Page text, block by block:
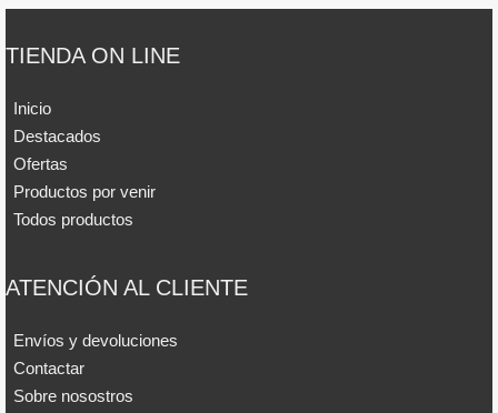
TIENDA ON LINE
Inicio
Destacados
Ofertas
Productos por venir
Todos productos
ATENCIÓN AL CLIENTE
Envíos y devoluciones
Contactar
Sobre nosostros